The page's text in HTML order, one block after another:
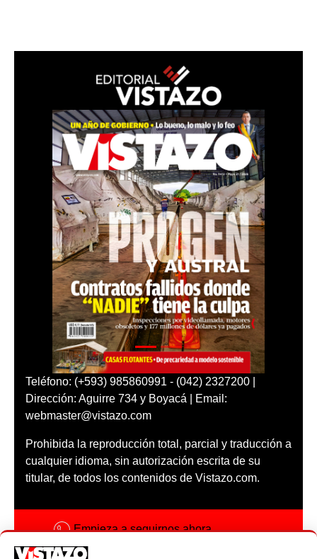
Teléfono: (+593) 985860991 - (042) 2327200 |
Dirección: Aguirre 734 y Boyacá | Email:
webmaster@vistazo.com
Prohibida la reproducción total, parcial y traducción a
cualquier idioma, sin autorización escrita de su
titular, de todos los contenidos de Vistazo.com.
Empieza a seguirnos ahora